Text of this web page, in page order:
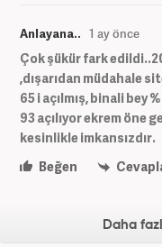
Anlayana.. 1 ay önce
Çok şükür fark
,dışarıdan müdahale
65 i açılmış, binali bey
93 açılıyor ekrem
kesinlikle imkansızdır.
Beğen
Daha